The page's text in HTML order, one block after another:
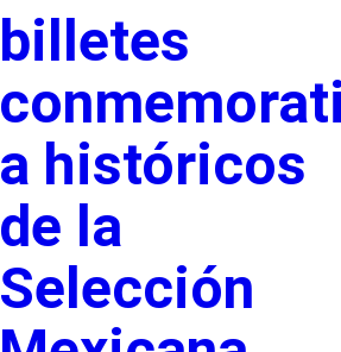
billetes
a históricos
de la
Selección